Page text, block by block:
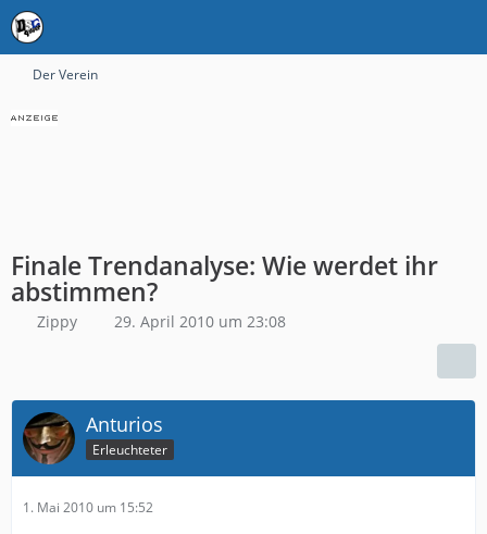
Der Verein
Finale Trendanalyse: Wie werdet ihr
abstimmen?
Zippy 29. April 2010 um 23:08
Anturios
Erleuchteter
1. Mai 2010 um 15:52